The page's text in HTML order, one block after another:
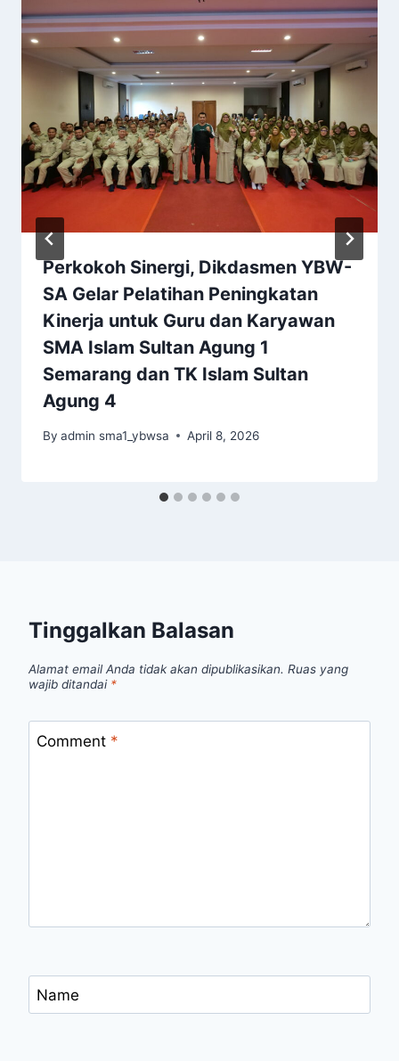
Perkokoh Sinergi, Dikdasmen YBW-
SA Gelar Pelatihan Peningkatan
Kinerja untuk Guru dan Karyawan
SMA Islam Sultan Agung 1
Semarang dan TK Islam Sultan
Agung 4
By admin sma1_ybwsa April 8, 2026
Tinggalkan Balasan
Alamat email Anda tidak akan dipublikasikan. Ruas yang
wajib ditandai *
Comment *
Name